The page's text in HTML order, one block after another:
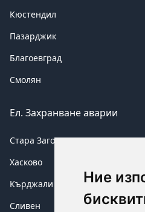
Ние
Кюстендил
Пазарджик
Благоевград
Смолян
Ел. Захранване аварии
Стара Загора
Хасково
Кърджали
Сливен